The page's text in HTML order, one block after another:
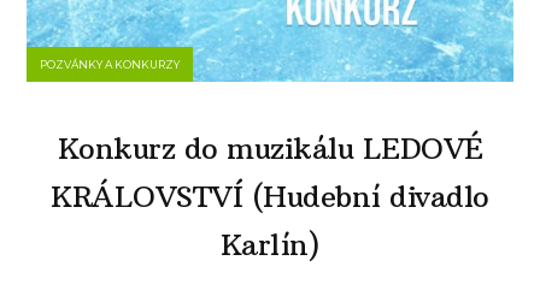
POZVÁNKY A KONKURZY
Konkurz do muzikálu LEDOVÉ
KRÁLOVSTVÍ (Hudební divadlo
Karlín)